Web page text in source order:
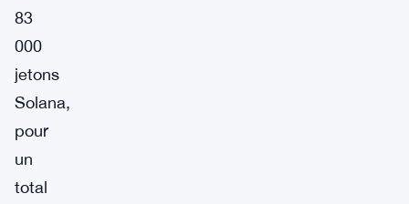
83
000
jetons
Solana,
pour
un
total